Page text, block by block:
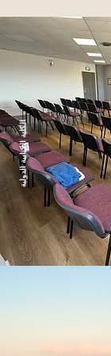
الكلية الكتابية الدولية